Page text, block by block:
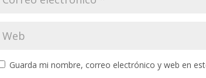
Guarda mi nombre, correo electrónico y web en